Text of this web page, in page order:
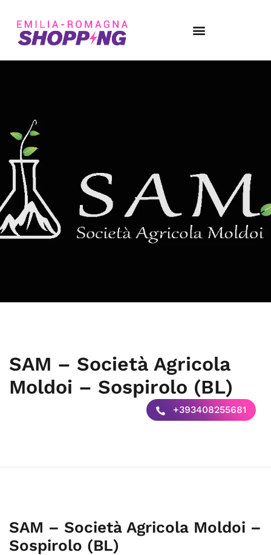
SAM – Società Agricola
Moldoi – Sospirolo (BL)
+393408255681
SAM – Società Agricola Moldoi –
Sospirolo (BL)